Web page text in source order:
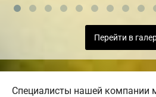
Перейти в
Специалисты нашей компании